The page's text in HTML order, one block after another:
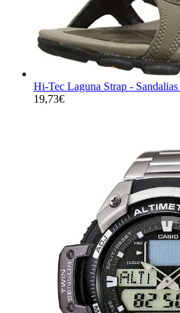
Hi-Tec Laguna Strap -
19,73€